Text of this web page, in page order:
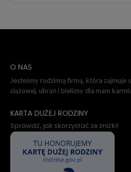
O NAS
Jesteśmy rodzinną firmą, która zajmuje
ciążowej, ubrań i bielizny dla mam
KARTA DUŻEJ RODZINY
Sprawdź, jak skorzystać ze zniżki!